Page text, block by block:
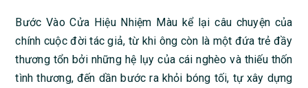
Bước Vào Cửa Hiệu Nhiệm Màu kể lại câu chuyện của
chính cuộc đời tác giả, từ khi ông còn là một đứa trẻ đầy
thương tổn bởi những hệ lụy của cái nghèo và thiếu thốn
tình thương, đến dần bước ra khỏi bóng tối, tự xây dựng